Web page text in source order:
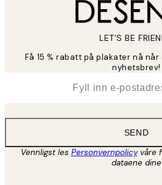
LET’S BE
Få 15 % rabatt på plakater nå
nyhetsbrev!
SEND
Vennligst les Personvernpolicyvåre
dataene dine